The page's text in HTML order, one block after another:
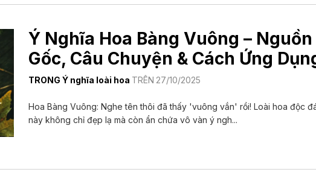
Ý Nghĩa Hoa Bàng Vuông – Nguồn
Gốc, Câu Chuyện & Cách Ứng
TRONG Ý nghĩa loài hoa TRÊN 27/10/2025
Hoa Bàng Vuông: Nghe tên thôi đã thấy 'vuông vắn' rồi! Loài hoa độc
này không chỉ đẹp lạ mà còn ẩn chứa vô vàn ý ngh...